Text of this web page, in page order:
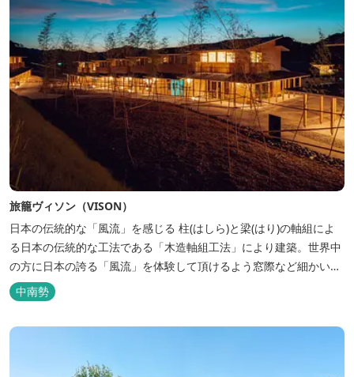
旅籠ヴィソン（VISON）
日本の伝統的な「風流」を感じる 柱(はしら)と梁(はり)の軸組によ
る日本の伝統的な工法である「木造軸組工法」により建築。世界中
の方に日本の誇る「風流」を体験して頂けるよう窓際など細かいデ
ィテールにこだわりました。4棟から成る旅籠棟では各棟1階に入居
するテナントプロデュースにより洗練された世界観を各客室でお楽
しみいただけ...
中南勢